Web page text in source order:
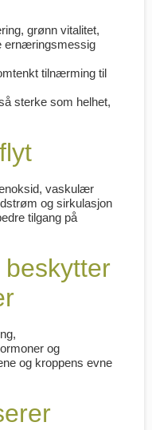
grønn vitalitet,
ernæringsmessig
tilnærming til
sterke som helhet,
vaskulær
og sirkulasjon
tilgang på
beskytter
og
og kroppens evne